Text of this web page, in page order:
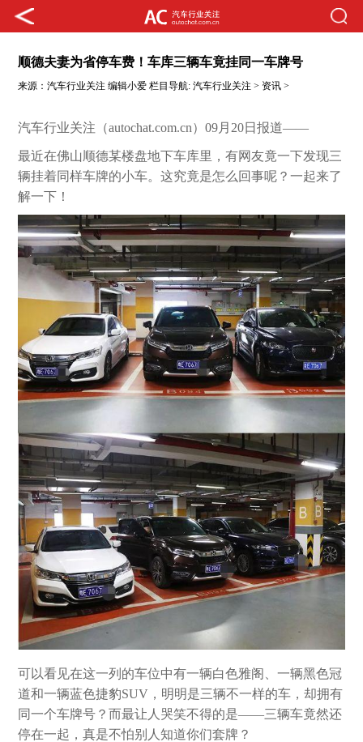
顺德夫妻为省停车费！车库三辆车竟挂同一车牌号
来源：汽车行业关注 编辑小爱 栏目导航:汽车行业关注 > 资讯 >
汽车行业关注（autochat.com.cn）09月20日报道——
最近在佛山顺德某楼盘地下车库里，有网友竟一下发现三
辆挂着同样车牌的小车。这究竟是怎么回事呢？一起来了
解一下！
可以看见在这一列的车位中有一辆白色雅阁、一辆黑色冠
道和一辆蓝色捷豹SUV，明明是三辆不一样的车，却拥有
同一个车牌号？而最让人哭笑不得的是——三辆车竟然还
停在一起，真是不怕别人知道你们套牌？